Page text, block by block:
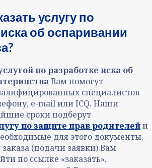
услугу по
об оспаривании
?
по разработке иска об
Вам помогут
специалистов
e-mail или ICQ. Наши
сроки подберут
по защите прав родителейи
для этого документы.
(подачи заявки) Вам
по ссылке «заказать»,